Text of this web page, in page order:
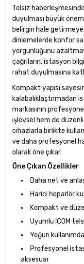
Telsiz
duyulması büyük
belirgin hale getirmeye
dinlemelerde konfor
yorgunluğunu
çağrıların, istasyon
rahat duyulmasına
Kompakt yapısı
kalabalıklaştırmadan
markasının
işlevsel hem de düzenli
cihazlarla birlikte
ve daha profesyonel
olarak öne çıkar.
Öne Çıkan Özellikler
Daha net ve
Harici hoparlör
Kompakt ve
Uyumlu ICOM
Yoğun
Profesyonel
aksesuar